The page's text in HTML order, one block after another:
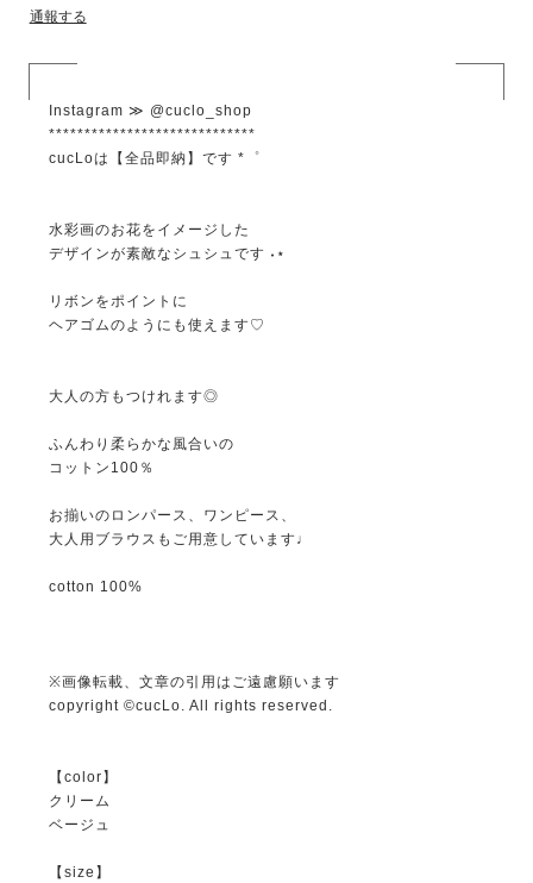
通報する
Instagram ≫ @cuclo_shop
*****************************
cucLoは【全品即納】です *゜
水彩画のお花をイメージした
デザインが素敵なシュシュです ˖⋆
リボンをポイントに
ヘアゴムのようにも使えます♡
大人の方もつけれます◎
ふんわり柔らかな風合いの
コットン100％
お揃いのロンパース、ワンピース、
大人用ブラウスもご用意しています♩
cotton 100%
※画像転載、文章の引用はご遠慮願います
copyright ©cucLo. All rights reserved.
【color】
クリーム
ベージュ
【size】